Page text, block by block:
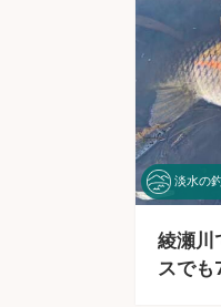
淡水の
綾瀬
スで